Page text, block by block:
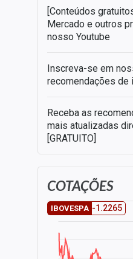
[Conteúdos
Mercado e outros
nosso Youtube
Inscreva-se em
recomendações
Receba as
mais atualizadas
[GRATUITO]
COTAÇÕES
IBOVESPA -1.2265